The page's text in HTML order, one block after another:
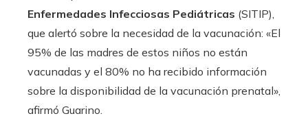
Enfermedades Infecciosas Pediátricas (SITIP),
que alertó sobre la necesidad de la vacunación: «El
95% de las madres de estos niños no están
vacunadas y el 80% no ha recibido información
sobre la disponibilidad de la vacunación prenatal»,
afirmó Guarino.